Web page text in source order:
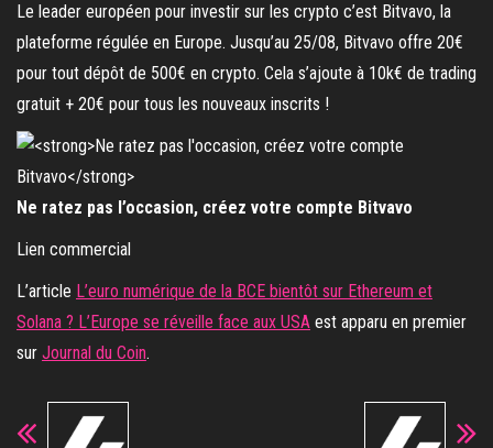
Le leader européen pour investir sur les crypto c’est Bitvavo, la
plateforme régulée en Europe. Jusqu’au 25/08, Bitvavo offre 20€
pour tout dépôt de 500€ en crypto. Cela s’ajoute à 10k€ de trading
gratuit + 20€ pour tous les nouveaux inscrits !
Ne ratez pas l’occasion, créez votre compte Bitvavo
Lien commercial
L’article L’euro numérique de la BCE bientôt sur Ethereum et
Solana ? L’Europe se réveille face aux USA est apparu en premier
sur Journal du Coin.